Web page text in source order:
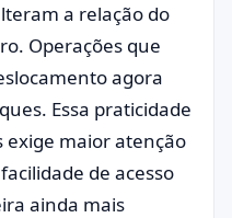
a relação do
Operações que
agora
Essa praticidade
exige maior atenção
de acesso
ainda mais